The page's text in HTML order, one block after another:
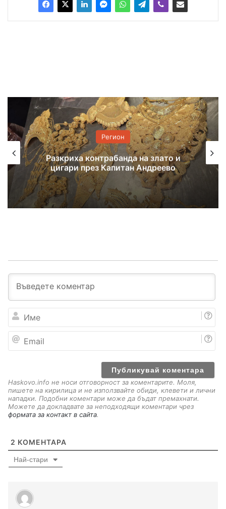
Регион
7 екипа гасиха пожар, тръгнал от
балиране на слама
е
a
Haskovo.info не носи отговорност за коментарите. Моля,
пишете на кирилица и не използвайте обиди, клевети и лични
нападки. Подобни коментари може да бъдат премахнати.
Можете да докладвате за неподходящи коментари чрез
формата за контакт в сайта.
2 КОМЕНТАРА
Най-стари